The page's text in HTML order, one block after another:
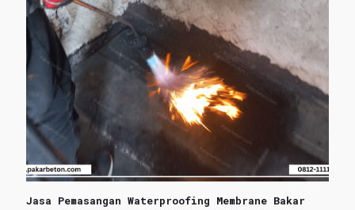
Jasa Pemasangan Waterproofing Membrane Bakar